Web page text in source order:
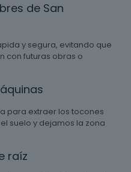
de San
y segura, evitando que
con futuras obras o
para extraer los tocones
suelo y dejamos la zona
raíz